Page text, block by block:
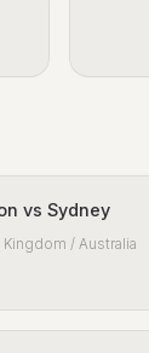
vs Sydney
Kingdom / Australia